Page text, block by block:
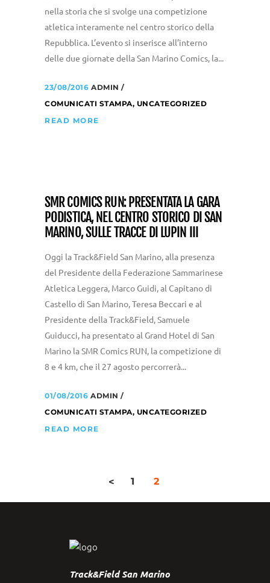
nella storia che si svolge una competizione
atletica interamente nel centro storico della
Repubblica. L’evento si inserisce all’interno
delle due giornate della San Marino Comics, la...
23/08/2016 ADMIN
COMUNICATI STAMPA, UNCATEGORIZED
READ MORE
SMR COMICS RUN: PRESENTATA LA GARA
PODISTICA, NEL CENTRO STORICO DI SAN
MARINO, SULLE TRACCE DI LUPIN III
Oggi la Track&Field San Marino, alla presenza
del Presidente della Federazione Sammarinese
Atletica Leggera, Marco Guidi, al Capitano di
Castello di San Marino, Teresa Beccari e al
Presidente della Track&Field, Samuele
Guiducci, ha presentato al Grand Hotel di San
Marino la SMR Comics RUN, la competizione di
8 e 4 km, che il 27 agosto percorrerà...
01/08/2016 ADMIN
COMUNICATI STAMPA, UNCATEGORIZED
READ MORE
< 1 2
Track&Field San Marino